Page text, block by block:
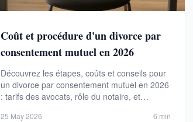
Coût et procédure d'un divorce par
consentement mutuel en 2026
Découvrez les étapes, coûts et conseils pour
un divorce par consentement mutuel en 2026
: tarifs des avocats, rôle du notaire, et
25 May 2026 6 min